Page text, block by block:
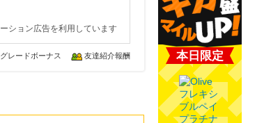
ション広告を利用しています
グレードボーナス 友達紹介報酬 本日限定